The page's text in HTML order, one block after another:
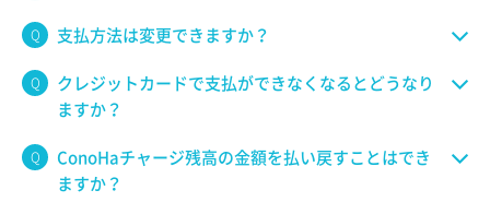
支払方法は変更できますか？
クレジットカードで支払ができなくなるとどうなり
ますか？
ConoHaチャージ残高の金額を払い戻すことはでき
ますか？